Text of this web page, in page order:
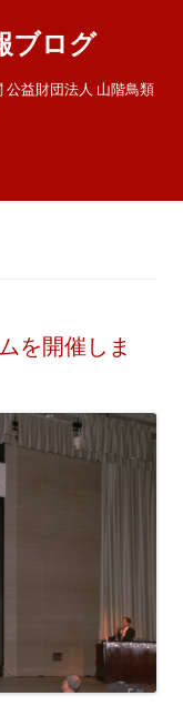
ブログ
益財団法人 山階鳥類
を開催しま